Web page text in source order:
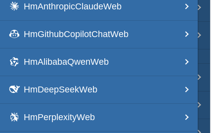
HmAnthropicClaudeWeb
HmGithubCopilotChatWeb
HmAlibabaQwenWeb
HmDeepSeekWeb
HmPerplexityWeb
Java・言語
ネイティブ・言語